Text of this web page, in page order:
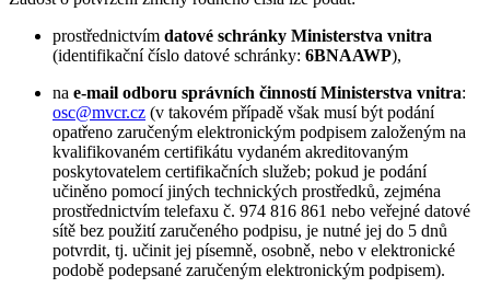
prostřednictvím datové schránky Ministerstva vnitra
(identifikační číslo datové schránky: 6BNAAWP),
na e-mail odboru správních činností Ministerstva vnitra:
osc@mvcr.cz (v takovém případě však musí být podání
opatřeno zaručeným elektronickým podpisem založeným na
kvalifikovaném certifikátu vydaném akreditovaným
poskytovatelem certifikačních služeb; pokud je podání
učiněno pomocí jiných technických prostředků, zejména
prostřednictvím telefaxu č. 974 816 861 nebo veřejné datové
sítě bez použití zaručeného podpisu, je nutné jej do 5 dnů
potvrdit, tj. učinit jej písemně, osobně, nebo v elektronické
podobě podepsané zaručeným elektronickým podpisem).